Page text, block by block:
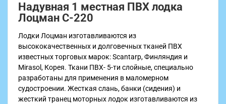
Надувная 1 местная ПВХ лодка
Лоцман С-220
Лодки Лоцман изготавливаются из
высококачественных и долговечных тканей ПВХ
известных торговых марок: Scantarp, Финляндия и
Мirasol, Корея. Ткани ПВХ- 5-ти слойные, специально
разработаны для применения в маломерном
судостроении. Жесткая слань, банки (сидения) и
жесткий транец моторных лодок изготавливаются из